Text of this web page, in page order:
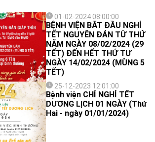
01-02-2024 08:00:00
BỆNH VIỆN BẮT ĐẦU NGHỈ
TẾT NGUYÊN ĐÁN TỪ THỨ
NĂM NGÀY 08/02/2024 (29
TẾT) ĐẾN HẾT THỨ TƯ
NGÀY 14/02/2024 (MÙNG 5
TẾT)
25-12-2023 12:01:00
Bệnh viện CHỈ NGHỈ TẾT
DƯƠNG LỊCH 01 NGÀY (Thứ
Hai - ngày 01/01/2024)